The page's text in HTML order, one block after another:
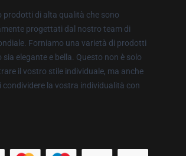
prodotti di alta qualità che sono
progettati dal nostro team di
Forniamo una varietà di prodotti
sia elegante e bella. Questo non è solo
il vostro stile individuale, ma anche
condividere la vostra individualità con